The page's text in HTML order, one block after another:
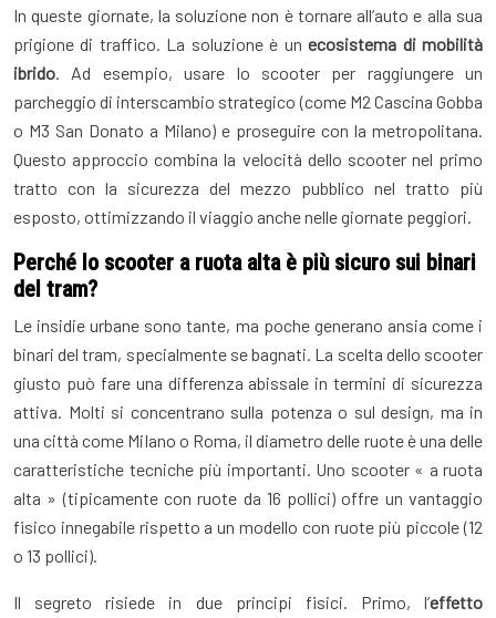
In queste giornate, la soluzione non è tornare all’auto e alla sua
prigione di traffico. La soluzione è unecosistema di mobilità
ibrido . Ad esempio, usare lo scooter per raggiungere un
parcheggio di interscambio strategico (come M2 Cascina Gobba
o M3 San Donato a Milano) e proseguire con la metropolitana.
Questo approccio combina la velocità dello scooter nel primo
tratto con la sicurezza del mezzo pubblico nel tratto più
esposto, ottimizzando il viaggio anche nelle giornate peggiori.
Perché lo scooter a ruota alta è più sicuro sui binari
del tram?
Le insidie urbane sono tante, ma poche generano ansia come i
binari del tram, specialmente se bagnati. La scelta dello scooter
giusto può fare una differenza abissale in termini di sicurezza
attiva. Molti si concentrano sulla potenza o sul design, ma in
una città come Milano o Roma, il diametro delle ruote è una delle
caratteristiche tecniche più importanti. Uno scooter « a ruota
alta » (tipicamente con ruote da 16 pollici) offre un vantaggio
fisico innegabile rispetto a un modello con ruote più piccole (12
o 13 pollici).
Il segreto risiede in due principi fisici. Primo, l’effetto